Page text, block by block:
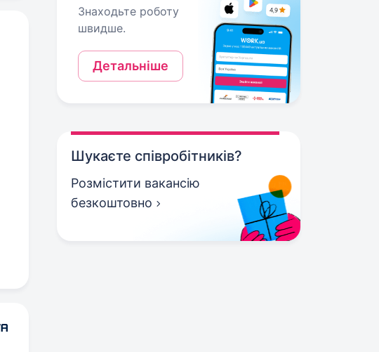
Знаходьте роботу
швидше.
Детальніше
Шукаєте співробітників?
Розмістити вакансію
безкоштовно